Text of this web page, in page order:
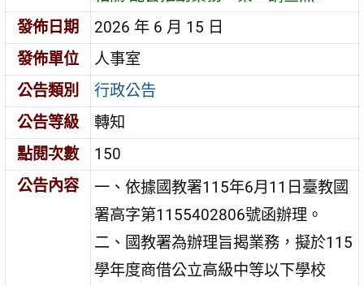
發佈日期
2026 年 6 月 15 日
發佈單位
人事室
公告類別
行政公告
公告等級
轉知
點閱次數
150
公告內容
一、依據國教署115年6月11日臺教國
署高字第1155402806號函辦理。
二、國教署為辦理旨揭業務，擬於115
學年度商借公立高級中等以下學校